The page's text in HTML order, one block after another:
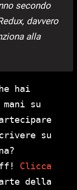
secondo
davvero
alla
hai
su
su
Clicca
della